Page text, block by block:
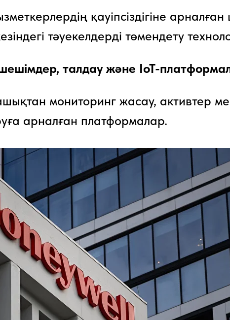
қауіпсіздігіне
тәуекелдерді төмендету
талдау және IoT-
мониторинг жасау, активтер
арналған платформалар.